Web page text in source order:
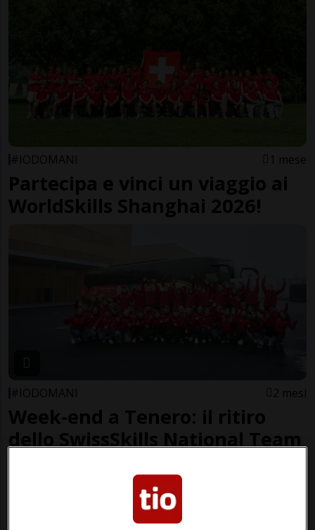
#IODOMANI 1 mese
Partecipa e vinci un viaggio ai
WorldSkills Shanghai 2026!
#IODOMANI 2 mesi
Week-end a Tenero: il ritiro
dello SwissSkills National Team